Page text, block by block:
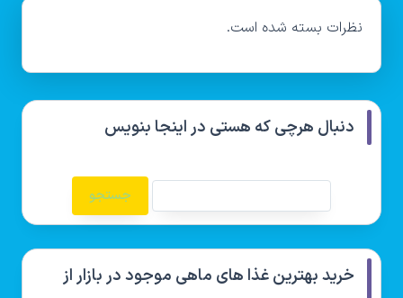
نظرات بسته شده است.
دنبال هرچی که هستی در اینجا بنویس
خرید بهترین غذا های ماهی موجود در بازار از